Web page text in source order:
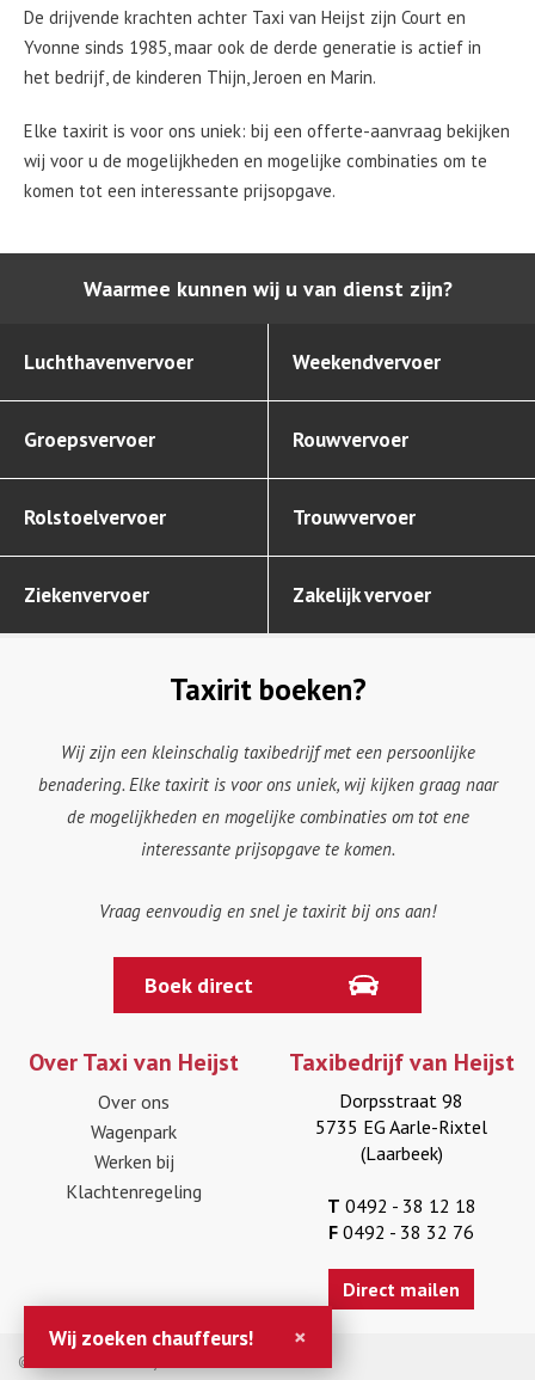
Wij zoeken chauffeurs! ×
De drijvende krachten achter Taxi van Heijst zijn Court en
Yvonne sinds 1985, maar ook de derde generatie is actief in
het bedrijf, de kinderen Thijn, Jeroen en Marin.
Elke taxirit is voor ons uniek: bij een offerte-aanvraag bekijken
wij voor u de mogelijkheden en mogelijke combinaties om te
komen tot een interessante prijsopgave.
Waarmee kunnen wij u van dienst zijn?
Luchthavenvervoer Weekendvervoer
Groepsvervoer Rouwvervoer
Rolstoelvervoer Trouwvervoer
Ziekenvervoer Zakelijk vervoer
Taxirit boeken?
Wij zijn een kleinschalig taxibedrijf met een persoonlijke
benadering. Elke taxirit is voor ons uniek, wij kijken graag naar
de mogelijkheden en mogelijke combinaties om tot ene
interessante prijsopgave te komen.
Vraag eenvoudig en snel je taxirit bij ons aan!
Boek direct
Over Taxi van Heijst
Over ons
Wagenpark
Werken bij
Klachtenregeling
Taxibedrijf van Heijst
Dorpsstraat 98
5735 EG Aarle-Rixtel
(Laarbeek)
T 0492 - 38 12 18
F 0492 - 38 32 76
Direct mailen
© 2026 Taxi van Heijst